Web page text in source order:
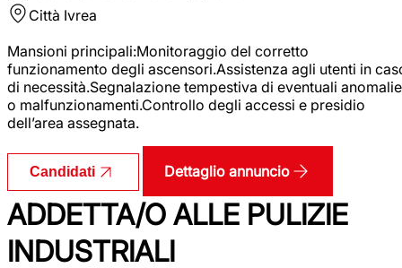
Città Ivrea
Mansioni principali:Monitoraggio del corretto
funzionamento degli ascensori.Assistenza agli utenti in
di necessità.Segnalazione tempestiva di eventuali anomalie
o malfunzionamenti.Controllo degli accessi e presidio
dell’area assegnata.
Candidati Dettaglio annuncio
ADDETTA/O ALLE PULIZIE
INDUSTRIALI